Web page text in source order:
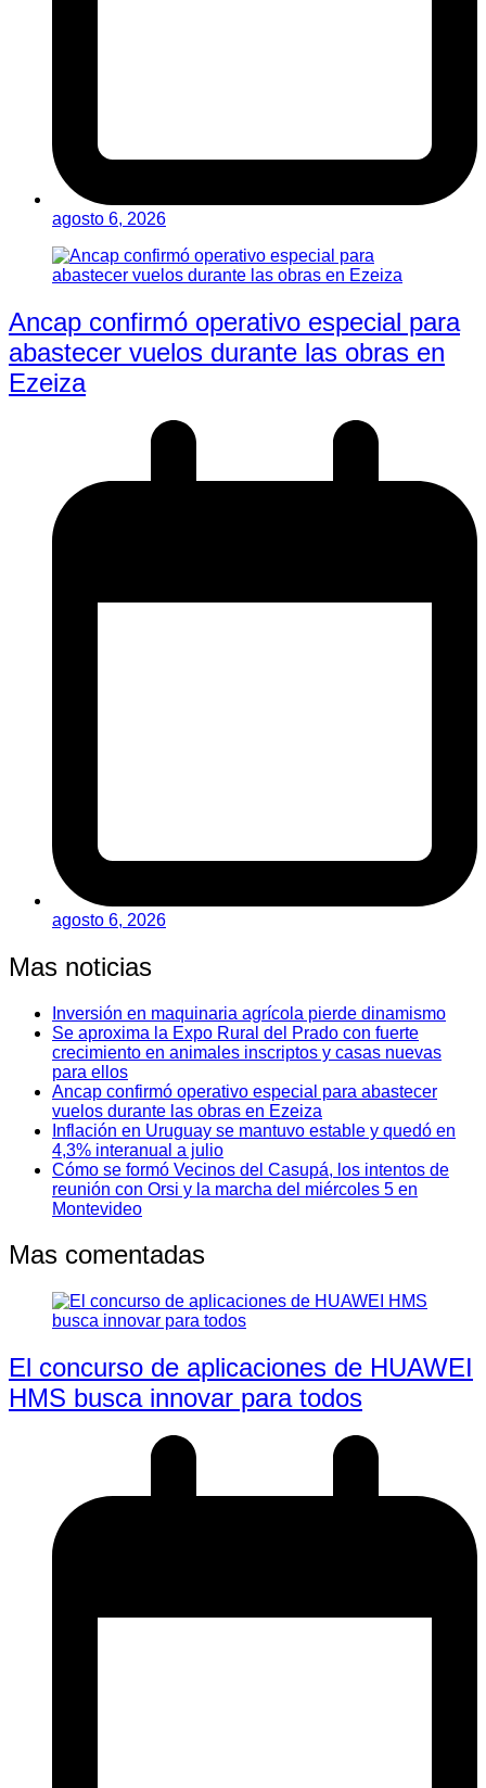
agosto 6, 2026
Ancap confirmó operativo especial para
abastecer vuelos durante las obras en
Ezeiza
agosto 6, 2026
Mas noticias
Inversión en maquinaria agrícola pierde dinamismo
Se aproxima la Expo Rural del Prado con fuerte
crecimiento en animales inscriptos y casas nuevas
para ellos
Ancap confirmó operativo especial para abastecer
vuelos durante las obras en Ezeiza
Inflación en Uruguay se mantuvo estable y quedó en
4,3% interanual a julio
Cómo se formó Vecinos del Casupá, los intentos de
reunión con Orsi y la marcha del miércoles 5 en
Montevideo
Mas comentadas
El concurso de aplicaciones de HUAWEI
HMS busca innovar para todos